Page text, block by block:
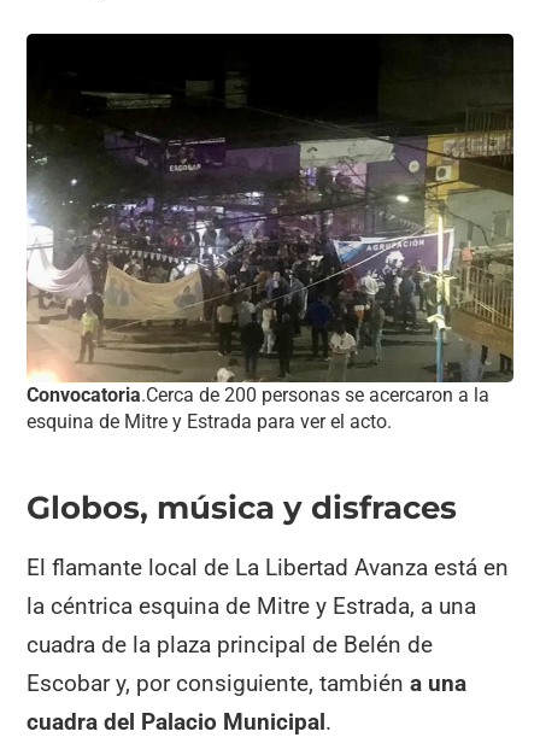
Convocatoria.Cerca de 200 personas se acercaron a la
esquina de Mitre y Estrada para ver el acto.
Globos, música y disfraces
El flamante local de La Libertad Avanza está en
la céntrica esquina de Mitre y Estrada, a una
cuadra de la plaza principal de Belén de
Escobar y, por consiguiente, también a una
cuadra del Palacio Municipal.